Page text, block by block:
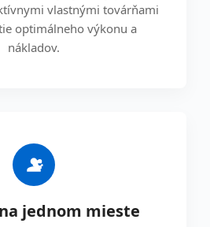
vlastnými továrňami
optimálneho výkonu a
nákladov.
jednom mieste